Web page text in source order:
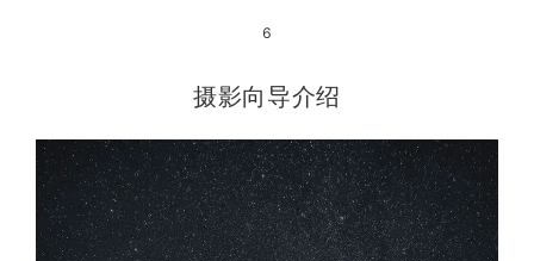
6
摄影向导介绍